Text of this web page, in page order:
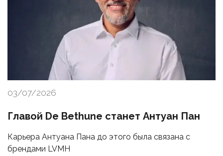
03/07/2026
Главой De Bethune станет Антуан Пан
Карьера Антуана Пана до этого была связана с
брендами LVMH